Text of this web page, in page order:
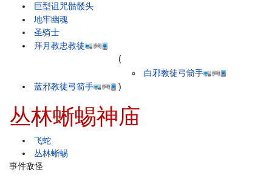
巨型诅咒骷髅头
地牢幽魂
圣骑士
拜月教忠教徒
蓝邪教徒弓箭手
(
白邪教徒弓箭手
)
丛林蜥蜴神庙
飞蛇
丛林蜥蜴
事件敌怪